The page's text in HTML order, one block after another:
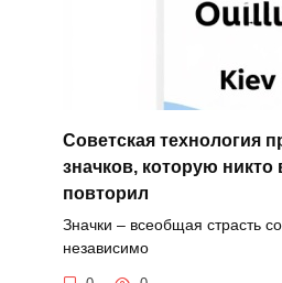
Советская технология
значков, которую никто
повторил
Значки – всеобщая страсть
независимо